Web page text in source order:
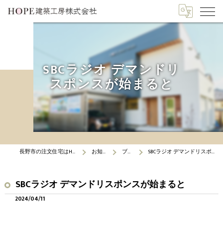
SBCラジオ デマンドリ
スポンスが始まると
長野市の注文住宅はHOPE建築工房 お知らせ ブログ SBCラジオ デマンドリスポンスが始まると
SBCラジオ デマンドリスポンスが始まると
2024/04/11